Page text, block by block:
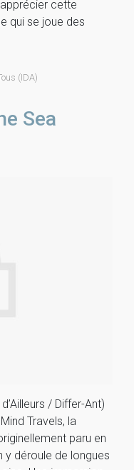
cette
qui se joue des
(IDA)
Sea
/ Differ-Ant)
Travels, la
paru en
y déroule de longues